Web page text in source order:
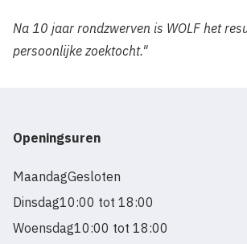
Na 10 jaar rondzwerven is WOLF het
persoonlijke zoektocht."
Openingsuren
MaandagGesloten
Dinsdag10:00 tot 18:00
Woensdag10:00 tot 18:00